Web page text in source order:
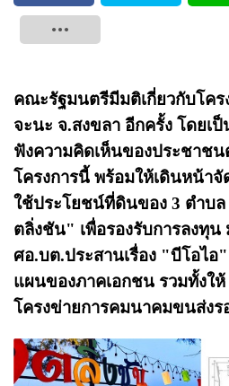
คณะรัฐมนตรีมีมติเกี่ยวกับโค
จะนะ จ.สงขลา อีกครั้ง โดยเ
ฟังความคิดเห็นของประชาช
โครงการนี้ พร้อมให้เดินหน้าจั
ใช้ประโยชน์ที่ดินของ 3 ตำบ
ตลิ่งชัน" เพื่อรองรับการลงทุน
ศอ.บต.ประสานเรื่อง "บีโอไอ
แผนของภาคเอกชน รวมทั้งใ
โครงข่ายการคมนาคมขนส่งร